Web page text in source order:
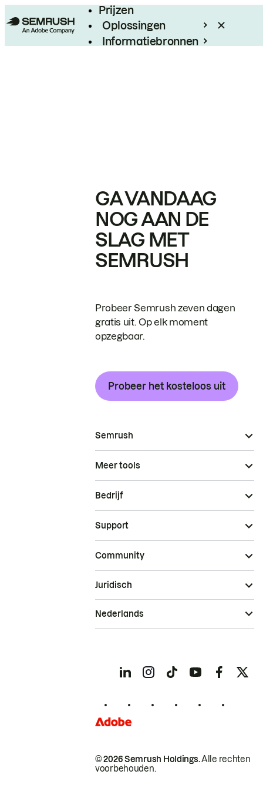
Prijzen
Oplossingen
Informatiebronnen
GA VANDAAG
NOG AAN DE
SLAG MET
SEMRUSH
Probeer Semrush zeven dagen
gratis uit. Op elk moment
opzegbaar.
Probeer het kosteloos uit
Semrush
Meer tools
Bedrijf
Support
Community
© 2026 Semrush Holdings.Alle rechten
voorbehouden.
Juridisch
Nederlands